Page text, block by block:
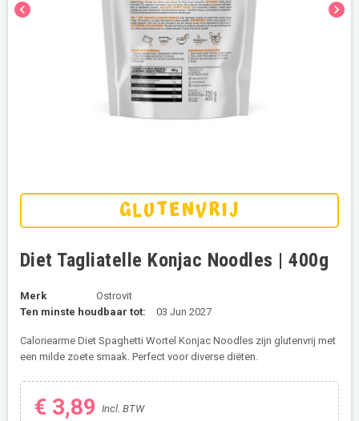
chevron_left chevron_right
GLUTENVRIJ
Diet Tagliatelle Konjac Noodles | 400g
Merk
Ostrovit
Ten minste houdbaar tot:
03 Jun 2027
Caloriearme Diet Spaghetti Wortel Konjac Noodles zijn glutenvrij met
een milde zoete smaak. Perfect voor diverse diëten.
€ 3,89 Incl. BTW